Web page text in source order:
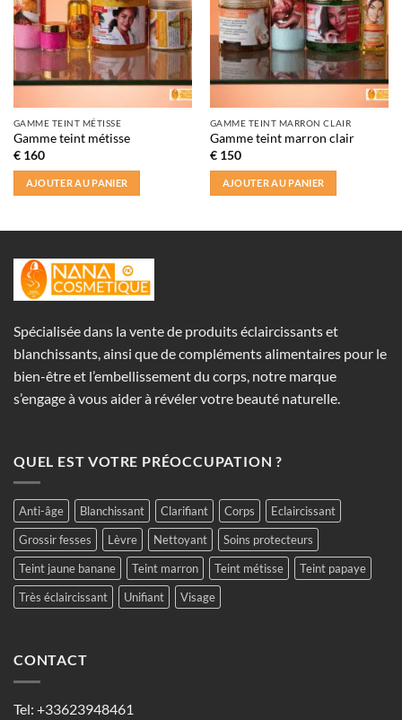
GAMME TEINT MÉTISSE
Gamme teint métisse
€160
AJOUTER AU PANIER
GAMME TEINT MARRON CLAIR
Gamme teint marron clair
€150
AJOUTER AU PANIER
Spécialisée dans la vente de produits éclaircissants et
blanchissants, ainsi que de compléments alimentaires pour le
bien-être et l’embellissement du corps, notre marque
s’engage à vous aider à révéler votre beauté naturelle.
QUEL EST VOTRE PRÉOCCUPATION ?
Anti-âge Blanchissant Clarifiant Corps
Eclaircissant
Grossir fesses
Lèvre Nettoyant
Soins protecteurs
Teint jaune banane
Teint marron Teint métisse
Teint papaye
Très éclaircissant
Unifiant Visage
CONTACT
Tel: +33623948461